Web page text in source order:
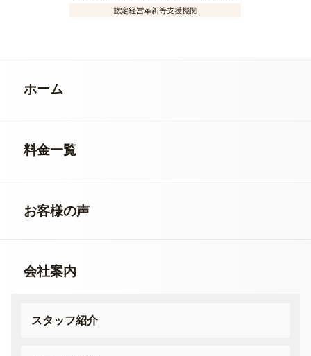
ホーム
料金一覧
お客様の声
会社案内
スタッフ紹介